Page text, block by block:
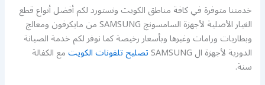
خدمتنا متوفرة في كافة مناطق الكويت ونستورد لكم أفضل أنواع قطع
الغيار الأصلية لأجهزة السامسونج SAMSUNG من مايكرفون ومعالج
وبطاريات ورامات وغيرها وبأسعار رخيصة كما نوفر لكم خدمة الصيانة
الدورية لأجهزة ال SAMSUNG تصليح تلفونات الكويتمع الكفالة
سنة.